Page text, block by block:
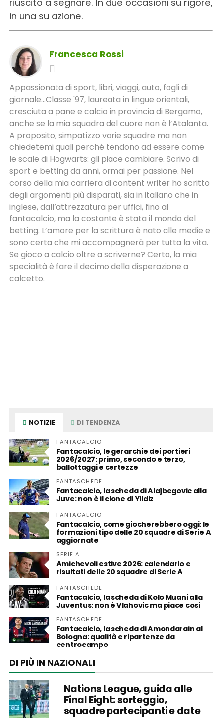
riuscito a segnare. In due occasioni su rigore,
in una su azione.
Francesca Rossi
Appassionata di sport, libri, viaggi, auto, fogli di
giornale...Classe '97, laureata in lingue orientali,
cresciuta a pane e calcio in provincia di Bergamo,
anche se la mia squadra del cuore non è l’Atalanta.
A proposito, simpatizzo varie squadre ma non
chiedetemi quali perché tendono ad essere come
le scale di Hogwarts: gli piace cambiare. Scrivo di
sport e betting da anni, ormai per passione. Nel
corso della mia carriera di content writer ho scritto
degli argomenti più disparati, sia in italiano che in
inglese, dall’attrezzatura per uffici, fino al
fantacalcio, ma la costante è stata il mondo del
betting. L’amore per la scrittura è nato alle medie e
sono certa che mi accompagnerà per tutta la vita.
Se gioco a calcio oltre a scriverne? Certo, la mia
specialità è fare il decimo della disperazione a
calcetto.
NOTIZIE DI TENDENZA
FANTACALCIO
Fantacalcio, le gerarchie dei portieri
2026/2027: primo, secondo e terzo,
ballottaggi e certezze
FANTASCHEDE
Fantacalcio, la scheda di Alajbegovic alla
Juve: non è il clone di Yildiz
FANTACALCIO
Fantacalcio, come giocherebbero oggi: le
formazioni tipo delle 20 squadre di Serie A
aggiornate
SERIE A
Amichevoli estive 2026: calendario e
risultati delle 20 squadre di Serie A
FANTASCHEDE
Fantacalcio, la scheda di Kolo Muani alla
Juventus: non è Vlahovic ma piace così
FANTASCHEDE
Fantacalcio, la scheda di Amondarain al
Bologna: qualità e ripartenze da
centrocampo
DI PIÙ IN NAZIONALI
Nations League, guida alle
Final Eight: sorteggio,
squadre partecipanti e date